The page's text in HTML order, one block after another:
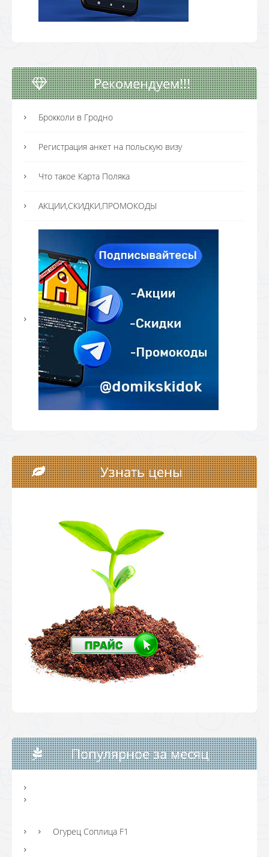
Рекомендуем!!!
Брокколи в Гродно
Регистрация анкет на польскую визу
Что такое Карта Поляка
АКЦИИ,СКИДКИ,ПРОМОКОДЫ
Узнать цены
Популярное за месяц
Огурец Соплица F1